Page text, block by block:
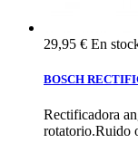
29,95 € En
BOSCH
Rectificadora
rotatorio.Ruido